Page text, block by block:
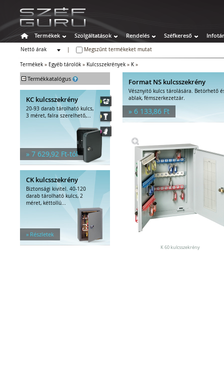
Termékek Szolgáltatások Rendelés Széfkereső Infotár
Nettó árak
Megszűnt termékeket mutat
Termékek » Egyéb tárolók » Kulcsszekrények » K »
+ Termékkatalógus
Értékszéfek
Tűzálló széfek
Egyéb tárolók
Kulcstároló széfek
Kulcsszekrények
Pénzkazetták
Kiegészítők széfhez
Széfzárak
KC kulcsszekrény
20-93 darab tárolható kulcs,
3 méret, falra szerelhető,...
» 7 629,92 Ft-tól
CK kulcsszekrény
Biztonsági kivitel. 40-120
darab tárolható kulcs, 2
méret, kéttollú...
» Részletek
Format NS kulcsszekrény
Vésznyitó kulcs tárolására. Betörhető
ablak, fémszerkezetzár.
» 6 133,86 Ft
K 60 kulcsszekrény